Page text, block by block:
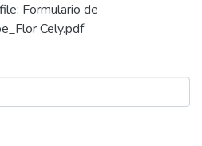
Formulario de
Cely.pdf